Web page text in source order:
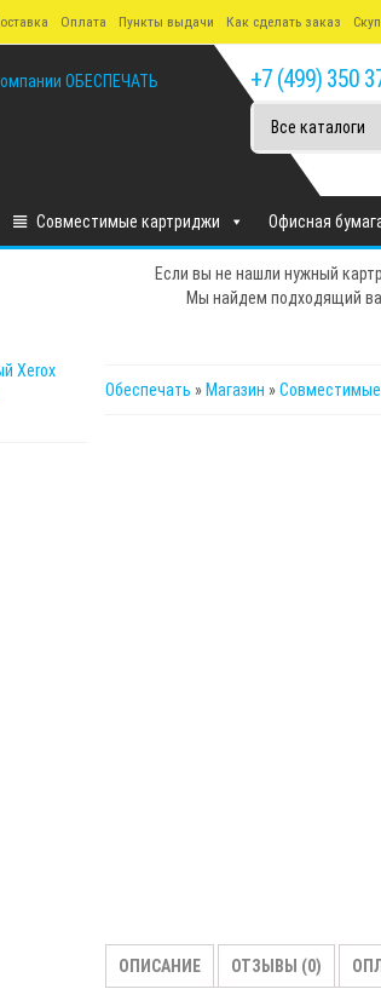
Оплата Пункты выдачи Как сделать заказ
+7 (499) 350
Совместимые картриджи Офисная
Если вы не нашли нужный
Мы найдем подходящий
Обеспечать » Магазин »
ОПИСАНИЕ ОТЗЫВЫ (0)